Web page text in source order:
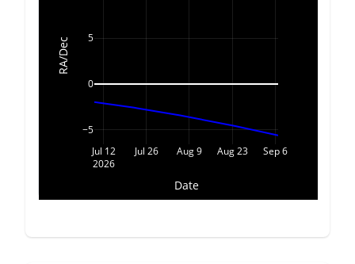
Jul 12
2026
Jul 26 Aug 9 Aug 23 Sep 6
−5
0
5
Date
RA/Dec